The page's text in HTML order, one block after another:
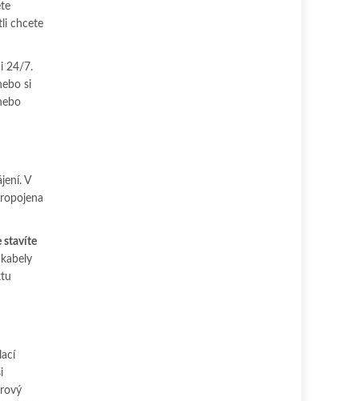
chcete
24/7.
si
V
stavíte